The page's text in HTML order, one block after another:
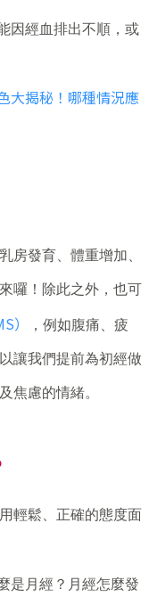
因經血排出不順，或
大揭秘！哪種情況應
房發育、體重增加、
囉！除此之外，也可
） ，例如腹痛、疲
讓我們提前為初經做
焦慮的情緒。
輕鬆、正確的態度面
是月經？月經怎麼發